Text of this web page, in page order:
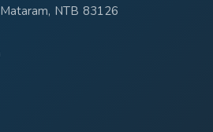
NTB 83126